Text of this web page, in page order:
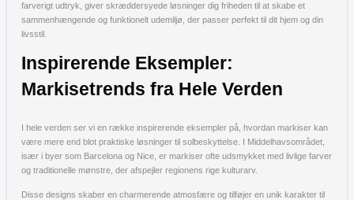
farverigt udtryk, giver skræddersyede løsninger dig friheden til at skabe et
sammenhængende og funktionelt udemiljø, der passer perfekt til dit hjem og din
livsstil.
Inspirerende Eksempler:
Markisetrends fra Hele Verden
I hele verden ser vi en række inspirerende eksempler på, hvordan markiser kan
være mere end blot praktiske løsninger til solbeskyttelse. I Middelhavsområdet,
især i byer som Barcelona og Nice, er markiser ofte udsmykket med livlige farver
og traditionelle mønstre, der afspejler regionens rige kulturarv.
Disse designs skaber en charmerende atmosfære og tilføjer en unik karakter til